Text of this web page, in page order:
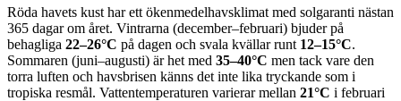
Röda havets kust har ett ökenmedelhavsklimat med solgaranti nästan
365 dagar om året. Vintrarna (december–februari) bjuder på
behagliga 22–26°C på dagen och svala kvällar runt 12–15°C.
Sommaren (juni–augusti) är het med 35–40°C men tack vare den
torra luften och havsbrisen känns det inte lika tryckande som i
tropiska resmål. Vattentemperaturen varierar mellan 21°C i februari